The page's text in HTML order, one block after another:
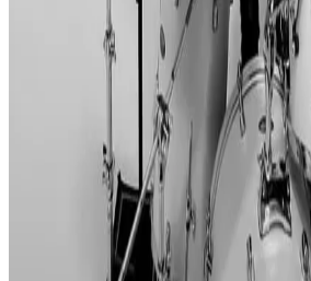
리키 피카렐리(Ricky Ficarelli)
YouTube를 통해 수천 명의 젊고 열정